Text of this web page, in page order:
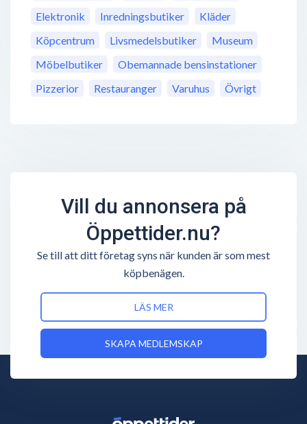
Elektronik
Inredningsbutiker
Kläder
Köpcentrum
Livsmedelsbutiker
Museum
Möbelbutiker
Obemannade bensinstationer
Pizzerior
Restauranger Varuhus Övrigt
Vill du annonsera på
Öppettider.nu?
Se till att ditt företag syns när kunden är som mest
köpbenägen.
LÄS MER
SKAPA MEDLEMSKAP